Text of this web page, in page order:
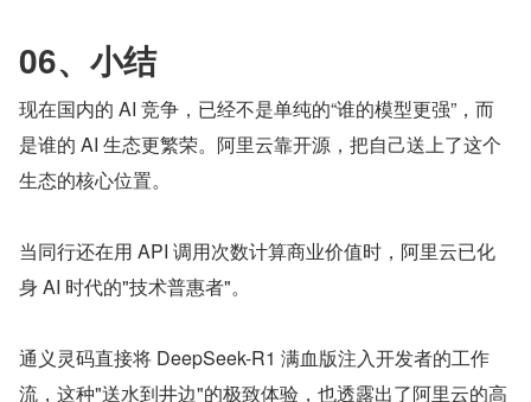
06、小结
现在国内的 AI 竞争，已经不是单纯的“谁的模型更强”，而
是谁的 AI 生态更繁荣。阿里云靠开源，把自己送上了这个
生态的核心位置。
当同行还在用 API 调用次数计算商业价值时，阿里云已化
身 AI 时代的"技术普惠者"。
通义灵码直接将 DeepSeek-R1 满血版注入开发者的工作
流，这种"送水到井边"的极致体验，也透露出了阿里云的高